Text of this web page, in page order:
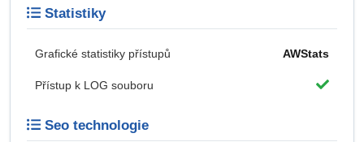
Statistiky
Grafické statistiky přístupů AWStats
Přístup k LOG souboru
Seo technologie